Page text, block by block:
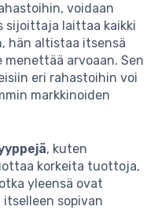
voidaan
sijoittaja laittaa kaikki
hän altistaa itsensä
menettää arvoaan. Sen
eri rahastoihin voi
markkinoiden
, kuten
korkeita tuottoja,
yleensä ovat
sopivan